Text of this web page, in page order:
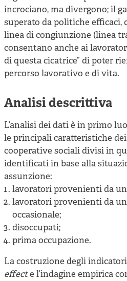
incrociano, ma divergono; il
superato da politiche efficaci,
linea di congiunzione (linea
consentano anche ai
di questa cicatrice” di poter
percorso lavorativo e di vita.
Analisi descrittiva
L’analisi dei dati è in primo
le principali caratteristiche
cooperative sociali divisi in
identificati in base alla
assunzione:
lavoratori provenienti da
lavoratori provenienti da
occasionale;
disoccupati;
prima occupazione.
La costruzione degli
effecte l’indagine empirica